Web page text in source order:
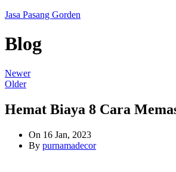
Jasa Pasang Gorden
Blog
Newer
Older
Hemat Biaya 8 Cara
On 16 Jan, 2023
By purnamadecor